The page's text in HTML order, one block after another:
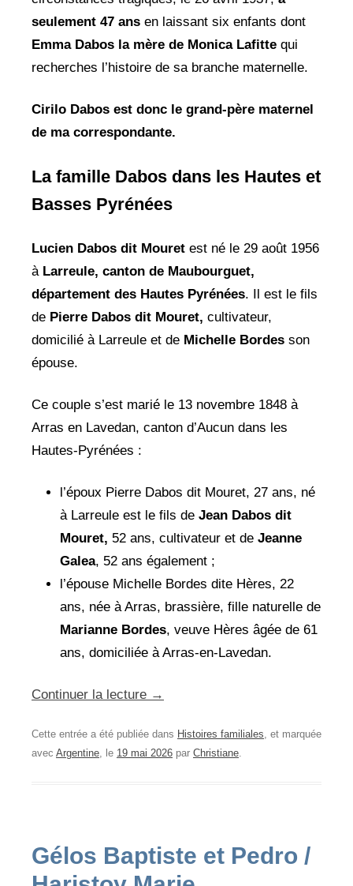
seulement 47 ans en laissant six enfants dont
Emma Dabos la mère de Monica Lafitte qui
recherches l’histoire de sa branche maternelle.
Cirilo Dabos est donc le grand-père maternel
de ma correspondante.
La famille Dabos dans les Hautes et
Basses Pyrénées
Lucien Dabos dit Mouret est né le 29 août 1956
à Larreule, canton de Maubourguet,
département des Hautes Pyrénées. Il est le fils
de Pierre Dabos dit Mouret, cultivateur,
domicilié à Larreule et de Michelle Bordes son
épouse.
Ce couple s’est marié le 13 novembre 1848 à
Arras en Lavedan, canton d’Aucun dans les
Hautes-Pyrénées :
l’époux Pierre Dabos dit Mouret, 27 ans, né
à Larreule est le fils de Jean Dabos dit
Mouret, 52 ans, cultivateur et de Jeanne
Galea, 52 ans également ;
l’épouse Michelle Bordes dite Hères, 22
ans, née à Arras, brassière, fille naturelle de
Marianne Bordes, veuve Hères âgée de 61
ans, domiciliée à Arras-en-Lavedan.
Continuer la lecture →
Cette entrée a été publiée dans Histoires familiales, et marquée
avec Argentine, le 19 mai 2026 par Christiane.
Gélos Baptiste et Pedro /